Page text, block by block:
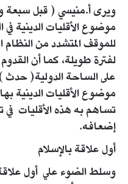
ويرى أ.منيسي ( قبل سبعة
موضوع الأقليات الدينية
للموقف المتشدد من
لفترة طويلة، كما أن
على الساحة الدولية(
موضوع الأقليات الدينية
تساهم به هذه الأقليات
إضعافه.
أول علاقة بالإسلام
وسلط الضوء علي أول